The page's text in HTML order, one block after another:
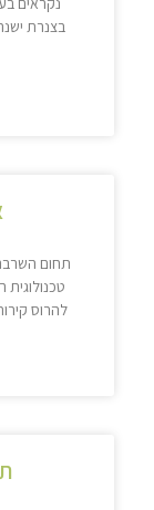
בצנרת
תחום
טכנולוגית
להרוס